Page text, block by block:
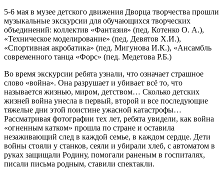
5-6 мая в музее детского движения Дворца творчества прошли
музыкальные экскурсии для обучающихся творческих
объединений: коллектив «Фантазия» (пед. Котенко О. А.),
«Техническое моделирование» (пед. Девятов Х.И.),
«Спортивная акробатика» (пед. Мигунова И.К.), «Ансамбль
современного танца «Форс» (пед. Медетова Р.Б.)
Во время экскурсии ребята узнали, что означает страшное
слово «война». Она разрушает и убивает всё то, что
называется жизнью, миром, детством… Сколько детских
жизней война унесла в первый, второй и все последующие
тяжелые дни этой поистине ужасной катастрофы…
Рассматривая фотографии тех лет, ребята увидели, как война
«огненным катком» прошла по стране и оставила
незаживающий след в каждой семье, в каждом сердце. Дети
войны стояли у станков, сеяли и убирали хлеб, с автоматом в
руках защищали Родину, помогали раненым в госпиталях,
писали письма родным, ставили спектакли.